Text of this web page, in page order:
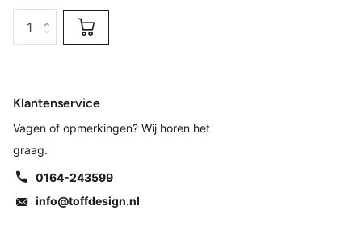
Klantenservice
Vagen of opmerkingen? Wij horen het
graag.
0164-243599
info@toffdesign.nl